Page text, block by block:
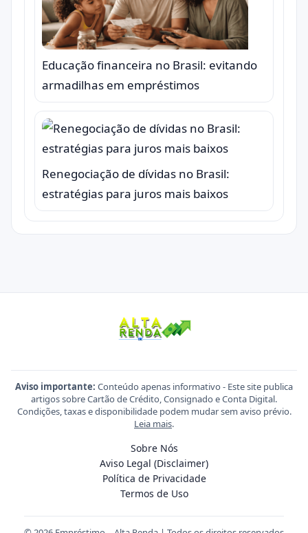
Educação financeira no Brasil: evitando
armadilhas em empréstimos
Renegociação de dívidas no Brasil:
estratégias para juros mais baixos
Aviso importante: Conteúdo apenas informativo - Este site publica
artigos sobre Cartão de Crédito, Consignado e Conta Digital.
Condições, taxas e disponibilidade podem mudar sem aviso prévio.
Leia mais.
Sobre Nós
Aviso Legal (Disclaimer)
Política de Privacidade
Termos de Uso